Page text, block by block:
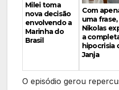
Milei toma
nova decisão
envolvendo a
Marinha do
Brasil
Com
uma frase,
Nikolas
a
hipocrisia
Janja
O episódio gerou